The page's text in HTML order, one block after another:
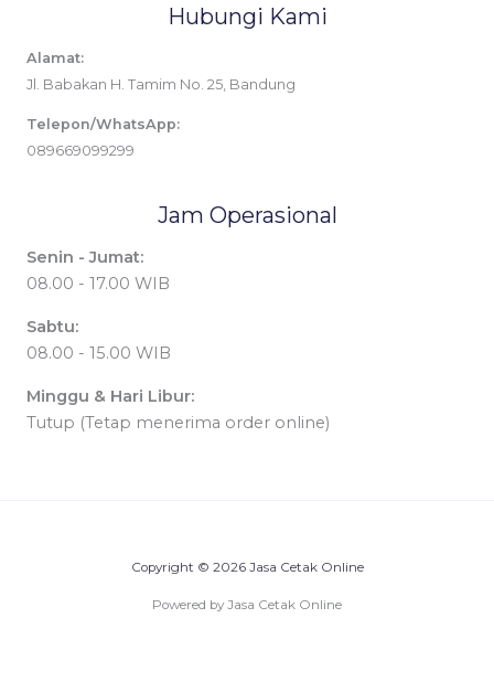
Hubungi Kami
Alamat:
Jl. Babakan H. Tamim No. 25, Bandung
Telepon/WhatsApp:
089669099299
Jam Operasional
Senin - Jumat:
08.00 - 17.00 WIB
Sabtu:
08.00 - 15.00 WIB
Minggu & Hari Libur:
Tutup (Tetap menerima order online)
Copyright © 2026 Jasa Cetak Online
Powered by Jasa Cetak Online